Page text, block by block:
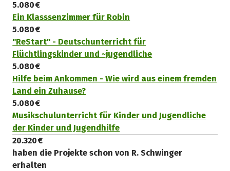
5.080 €
Ein Klasssenzimmer für Robin
5.080 €
"ReStart" - Deutschunterricht für
Flüchtlingskinder und ~jugendliche
5.080 €
Hilfe beim Ankommen - Wie wird aus einem fremden
Land ein Zuhause?
5.080 €
Musikschulunterricht für Kinder und Jugendliche
der Kinder und Jugendhilfe
20.320 €
haben die Projekte schon von R. Schwinger
erhalten